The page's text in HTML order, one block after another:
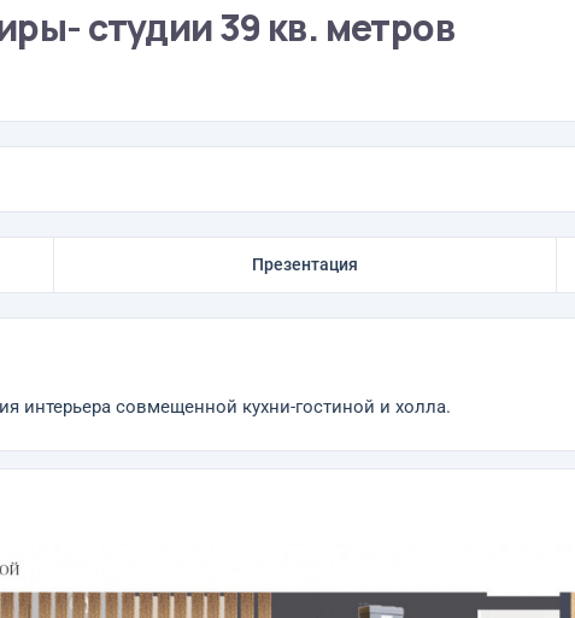
студии 39 кв. метров
Презентация
интерьера совмещенной кухни-гостиной и холла.